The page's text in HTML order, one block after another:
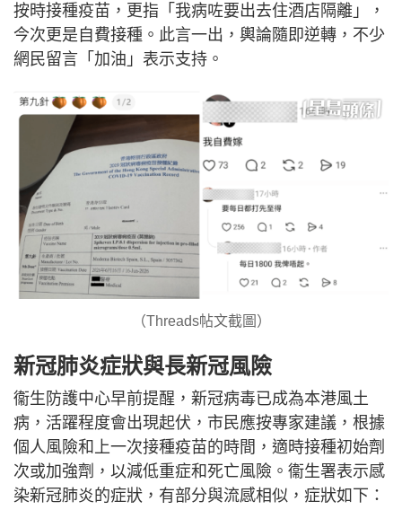
按時接種疫苗，更指「我病咗要出去住酒店隔離」，
今次更是自費接種。此言一出，輿論隨即逆轉，不少
網民留言「加油」表示支持。
（Threads帖文截圖）
新冠肺炎症狀與長新冠風險
衞生防護中心早前提醒，新冠病毒已成為本港風土
病，活躍程度會出現起伏，市民應按專家建議，根據
個人風險和上一次接種疫苗的時間，適時接種初始劑
次或加強劑，以減低重症和死亡風險。衞生署表示感
染新冠肺炎的症狀，有部分與流感相似，症狀如下：